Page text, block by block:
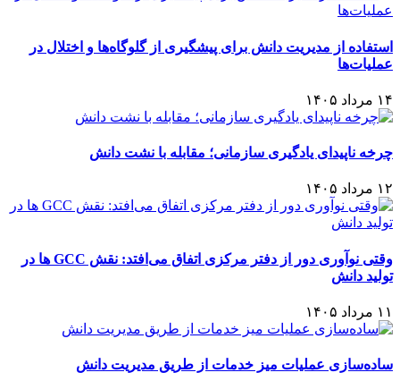
استفاده از مدیریت دانش برای پیشگیری از گلوگاه‌ها و اختلال در
عملیات‌ها
۱۴ مرداد ۱۴۰۵
چرخه ناپیدای یادگیری سازمانی؛ مقابله با نشت دانش
۱۲ مرداد ۱۴۰۵
وقتی نوآوری دور از دفتر مرکزی اتفاق می‌افتد: نقش GCC ها در
تولید دانش
۱۱ مرداد ۱۴۰۵
ساده‌سازی عملیات میز خدمات از طریق مدیریت ‌دانش